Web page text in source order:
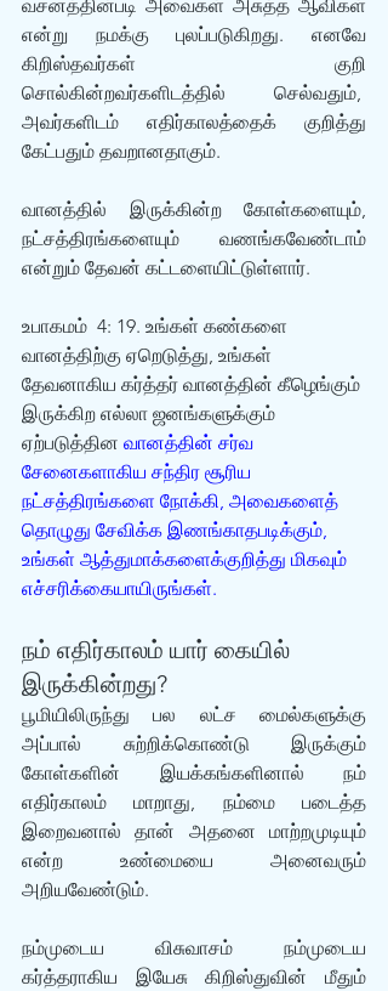
வசனத்தின்படி அவைகள் அசுத்த ஆவிகள்
என்று நமக்கு புலப்படுகிறது. எனவே
கிறிஸ்தவர்கள் குறி
சொல்கின்றவர்களிடத்தில் செல்வதும்,
அவர்களிடம் எதிர்காலத்தைக் குறித்து
கேட்பதும் தவறானதாகும்.
வானத்தில் இருக்கின்ற கோள்களையும்,
நட்சத்திரங்களையும் வணங்கவேண்டாம்
என்றும் தேவன் கட்டளையிட்டுள்ளார்.
உபாகமம்  4: 19. உங்கள் கண்களை
வானத்திற்கு ஏறெடுத்து, உங்கள்
தேவனாகிய கர்த்தர் வானத்தின் கீழெங்கும்
இருக்கிற எல்லா ஜனங்களுக்கும்
ஏற்படுத்தின வானத்தின் சர்வ
சேனைகளாகிய சந்திர சூரிய
நட்சத்திரங்களை நோக்கி, அவைகளைத்
தொழுது சேவிக்க இணங்காதபடிக்கும்,
உங்கள் ஆத்துமாக்களைக்குறித்து மிகவும்
எச்சரிக்கையாயிருங்கள்.
நம் எதிர்காலம் யார் கையில்
இருக்கின்றது?
பூமியிலிருந்து பல லட்ச மைல்களுக்கு
அப்பால் சுற்றிக்கொண்டு இருக்கும்
கோள்களின் இயக்கங்களினால் நம்
எதிர்காலம் மாறாது, நம்மை படைத்த
இறைவனால் தான் அதனை மாற்றமுடியும்
என்ற உண்மையை அனைவரும்
அறியவேண்டும்.
நம்முடைய விசுவாசம் நம்முடைய
கர்த்தராகிய இயேசு கிறிஸ்துவின் மீதும்